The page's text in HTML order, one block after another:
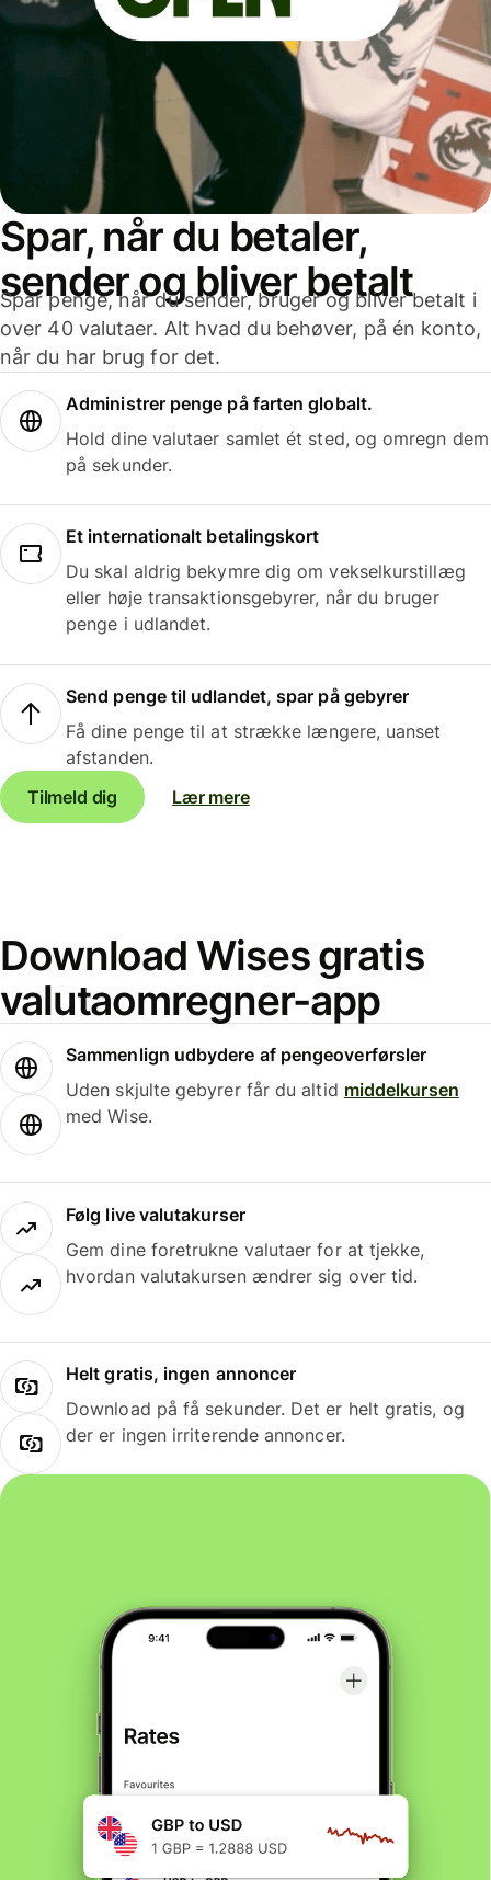
Spar, når du betaler,
sender og bliver betalt
Spar penge, når du sender, bruger og bliver betalt i
over 40 valutaer. Alt hvad du behøver, på én konto,
når du har brug for det.
Administrer penge på farten globalt.
Hold dine valutaer samlet ét sted, og omregn dem
på sekunder.
Et internationalt betalingskort
Du skal aldrig bekymre dig om vekselkurstillæg
eller høje transaktionsgebyrer, når du bruger
penge i udlandet.
Send penge til udlandet, spar på gebyrer
Få dine penge til at strække længere, uanset
afstanden.
Tilmeld dig
Lær mere
Download Wises gratis
valutaomregner-app
Sammenlign udbydere af pengeoverførsler
Uden skjulte gebyrer får du altid middelkursen
med Wise.
Følg live valutakurser
Gem dine foretrukne valutaer for at tjekke,
hvordan valutakursen ændrer sig over tid.
Helt gratis, ingen annoncer
Download på få sekunder. Det er helt gratis, og
der er ingen irriterende annoncer.